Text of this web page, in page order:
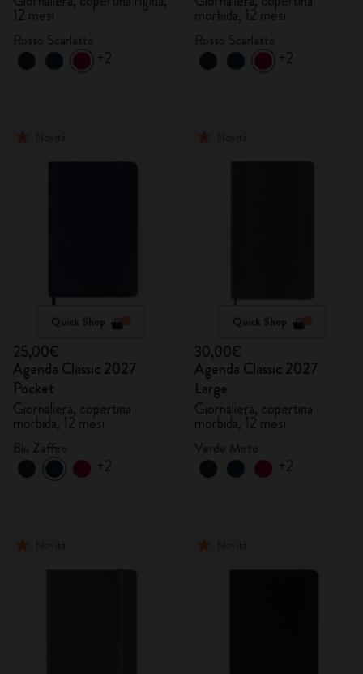
12 mesi
+2
morbida, 12 mesi
+2
Quick Shop
25,00€
Agenda Classic 2027
Pocket
Giornaliera, copertina
morbida, 12 mesi
+2
Quick Shop
30,00€
Agenda Classic 2027
Large
Giornaliera, copertina
morbida, 12 mesi
+2